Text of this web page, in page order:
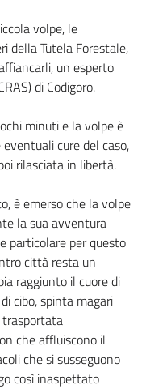
volpe, le
della Tutela Forestale,
un esperto
di Codigoro.
minuti e la volpe è
cure del caso,
rilasciata in libertà.
è emerso che la volpe
la sua avventura
particolare per questo
città resta un
raggiunto il cuore di
cibo, spinta magari
trasportata
che affluiscono il
che si susseguono
così inaspettato